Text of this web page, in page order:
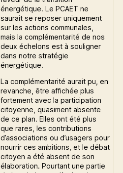
énergétique. Le PCAET ne
saurait se reposer uniquement
sur les actions communales,
mais la complémentarité de nos
deux échelons est à souligner
dans notre stratégie
énergétique.
La complémentarité aurait pu, en
revanche, être affichée plus
fortement avec la participation
citoyenne, quasiment absente
de ce plan. Elles ont été plus
que rares, les contributions
d’associations ou d’usagers pour
nourrir ces ambitions, et le débat
citoyen a été absent de son
élaboration. Pourtant une partie